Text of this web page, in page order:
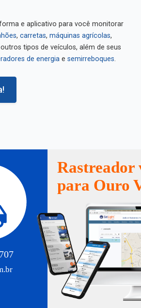
e aplicativo para você monitorar
, carretas, máquinas agrícolas,
tipos de veículos, além de seus
de energia e semirreboques.
Rastreador
para Ouro